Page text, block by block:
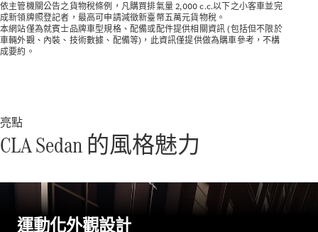
瞭解所有相
Sedan
EQE
電動
E-Class
Sedan
S-Class
Sedan
依主管機關公告之貨物稅條例，凡購買排氣量 2,000 c.c.以下之小客車並完
成新領牌照登記者，最高可申請減徵新臺幣五萬元貨物稅。
本網站僅為就賓士品牌車型規格、配備或配件提供相關資訊 (包括但不限於
車輛外觀、內裝、技術數據、配備等)，此資訊僅提供做為購車參考，不構
成要約。
亮點
CLA Sedan 的風格魅力
運動化外觀設計​